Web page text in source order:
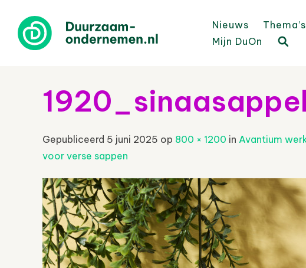
Nieuws Thema’s
Mijn DuOn
Gepubliceerd 5 juni 2025 op 800 × 1200 in Avantium
voor verse sappen